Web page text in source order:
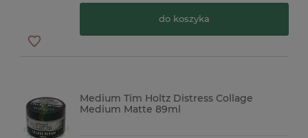
do koszyka
Medium Tim Holtz Distress Collage
Medium Matte 89ml